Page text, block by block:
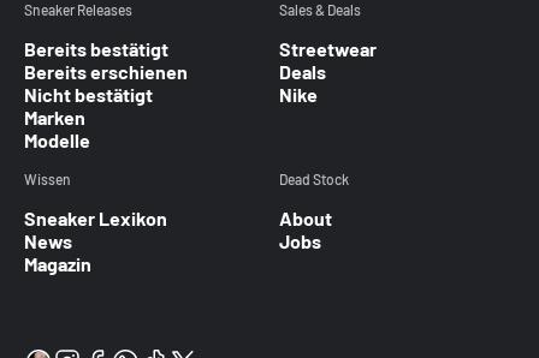
Sneaker Releases
Bereits bestätigt
Bereits erschienen
Nicht bestätigt
Marken
Modelle
Sales & Deals
Streetwear
Deals
Nike
Wissen
Sneaker Lexikon
News
Magazin
Dead Stock
About
Jobs